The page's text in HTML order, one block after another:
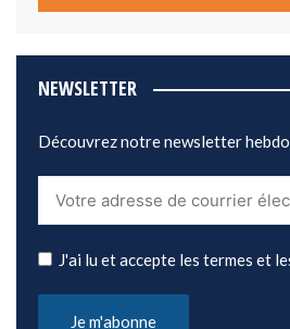
NEWSLETTER
Découvrez notre newsletter
J'ai lu et accepte les termes et